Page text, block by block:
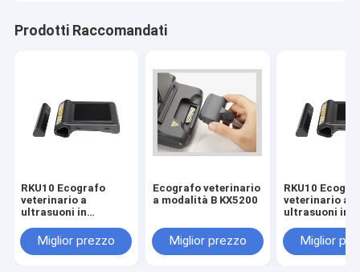
Prodotti Raccomandati
RKU10 Ecografo
veterinario a
ultrasuoni in
Miglior prezzo
Ecografo veterinario
a modalità B KX5200
Miglior prezzo
RKU10
veterinario a
ultrasuoni in
Miglior